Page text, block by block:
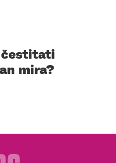
čestitati
mira?